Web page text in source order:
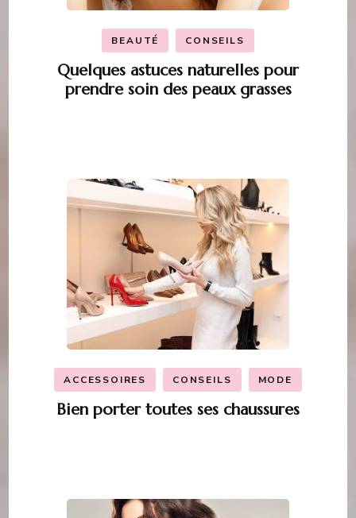
BEAUTÉ CONSEILS
Quelques astuces naturelles pour
prendre soin des peaux grasses
ACCESSOIRES CONSEILS MODE
Bien porter toutes ses chaussures